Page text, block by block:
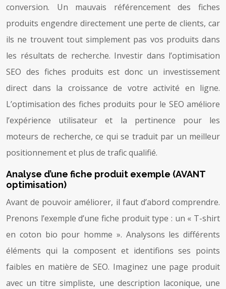
conversion. Un mauvais référencement des fiches
produits engendre directement une perte de clients, car
ils ne trouvent tout simplement pas vos produits dans
les résultats de recherche. Investir dans l’optimisation
SEO des fiches produits est donc un investissement
direct dans la croissance de votre activité en ligne.
L’optimisation des fiches produits pour le SEO améliore
l’expérience utilisateur et la pertinence pour les
moteurs de recherche, ce qui se traduit par un meilleur
positionnement et plus de trafic qualifié.
Analyse d’une fiche produit exemple (AVANT
optimisation)
Avant de pouvoir améliorer, il faut d’abord comprendre.
Prenons l’exemple d’une fiche produit type : un « T-shirt
en coton bio pour homme ». Analysons les différents
éléments qui la composent et identifions ses points
faibles en matière de SEO. Imaginez une page produit
avec un titre simpliste, une description laconique, une